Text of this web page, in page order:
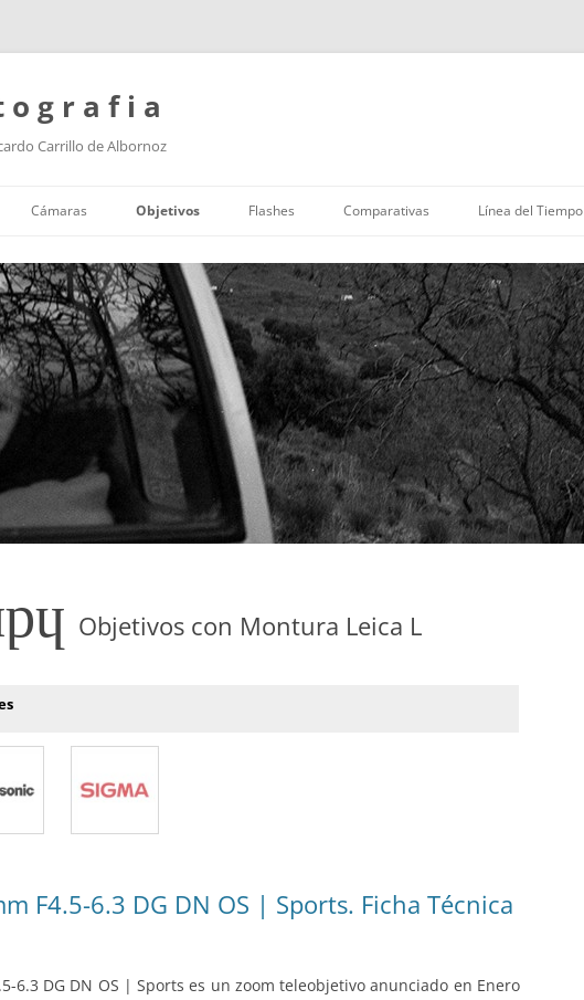
o g r a f i a
Carrillo de Albornoz
al
contenido
Cámaras Objetivos Flashes Comparativas Línea del Tiempo
Objetivos con Montura Leica L
F4.5-6.3 DG DN OS | Sports. Ficha Técnica
6.3 DG DN OS | Sports es un zoom teleobjetivo anunciado en Enero